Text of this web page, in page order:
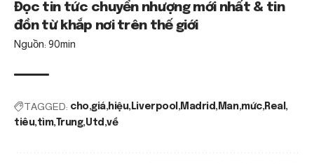
Đọc tin tức chuyển nhượng mới nhất & tin
đồn từ khắp nơi trên thế giới
Nguồn: 90min
TAGGED: cho giá hiệu Liverpool Madrid Man mức Real
tiêu tìm Trung Utd về